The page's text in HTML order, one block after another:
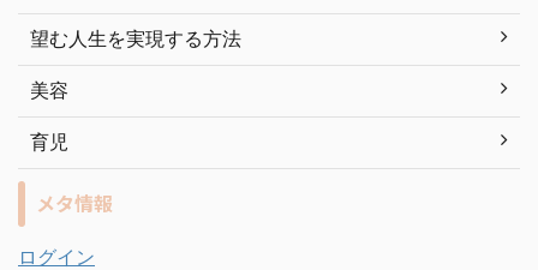
望む人生を実現する方法
美容
育児
メタ情報
ログイン